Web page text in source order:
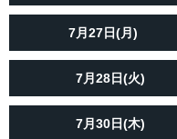
7月27日(月)
7月28日(火)
7月30日(木)